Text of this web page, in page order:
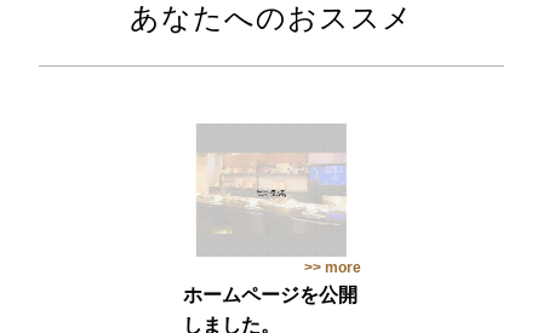
あなたへのおススメ
>> more
ホームページを公開
しました。